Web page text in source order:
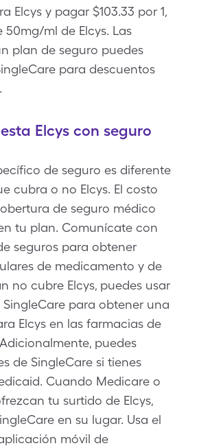
Elcys y pagar $103.33 por 1,
50mg/ml de Elcys. Las
plan de seguro puedes
para descuentos
Elcys con seguro
de seguro es diferente
cubra o no Elcys. El costo
de seguro médico
tu plan. Comunícate con
seguros para obtener
de medicamento y de
no cubre Elcys, puedes usar
para obtener una
Elcys en las farmacias de
puedes
de SingleCare si tienes
Cuando Medicare o
tu surtido de Elcys,
en su lugar. Usa el
móvil de